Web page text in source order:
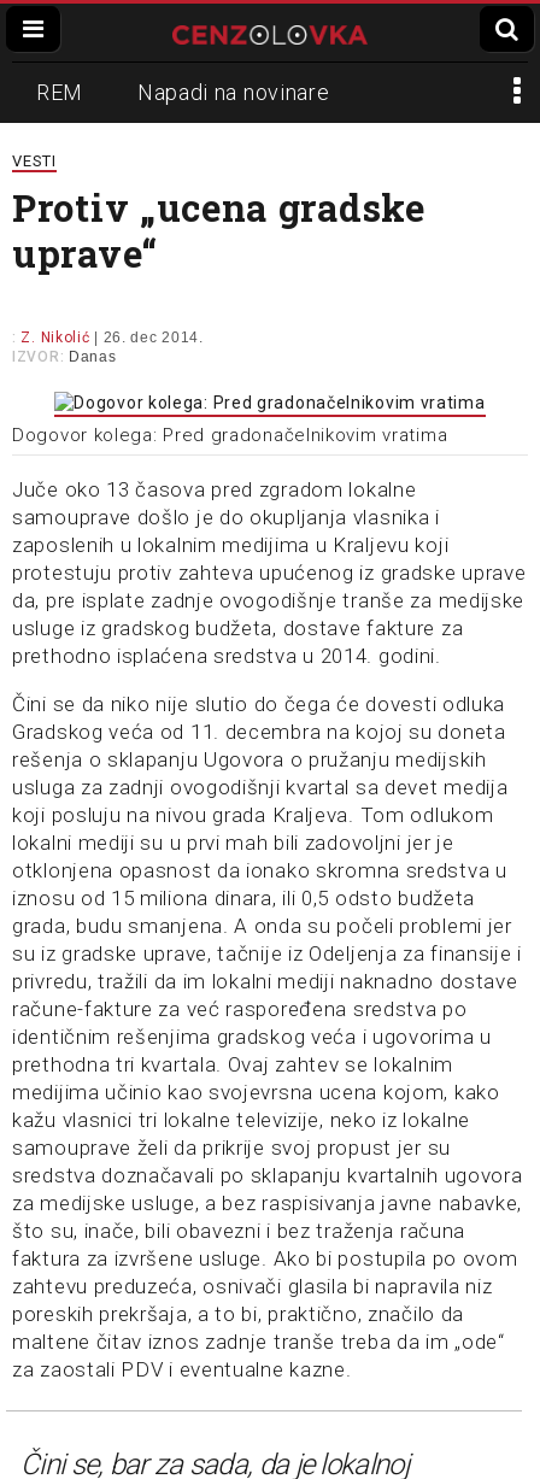
REM Napadi na novinare
Zvučni top
Propaganda Lokalni mediji
Informer
VESTI
Protiv „ucena gradske
uprave“
: Z. Nikolić | 26. dec 2014.
IZVOR: Danas
Dogovor kolega: Pred gradonačelnikovim vratima
Juče oko 13 časova pred zgradom lokalne
samouprave došlo je do okupljanja vlasnika i
zaposlenih u lokalnim medijima u Kraljevu koji
protestuju protiv zahteva upućenog iz gradske uprave
da, pre isplate zadnje ovogodišnje tranše za medijske
usluge iz gradskog budžeta, dostave fakture za
prethodno isplaćena sredstva u 2014. godini.
Čini se da niko nije slutio do čega će dovesti odluka
Gradskog veća od 11. decembra na kojoj su doneta
rešenja o sklapanju Ugovora o pružanju medijskih
usluga za zadnji ovogodišnji kvartal sa devet medija
koji posluju na nivou grada Kraljeva. Tom odlukom
lokalni mediji su u prvi mah bili zadovoljni jer je
otklonjena opasnost da ionako skromna sredstva u
iznosu od 15 miliona dinara, ili 0,5 odsto budžeta
grada, budu smanjena. A onda su počeli problemi jer
su iz gradske uprave, tačnije iz Odeljenja za finansije i
privredu, tražili da im lokalni mediji naknadno dostave
račune-fakture za već raspoređena sredstva po
identičnim rešenjima gradskog veća i ugovorima u
prethodna tri kvartala. Ovaj zahtev se lokalnim
medijima učinio kao svojevrsna ucena kojom, kako
kažu vlasnici tri lokalne televizije, neko iz lokalne
samouprave želi da prikrije svoj propust jer su
sredstva doznačavali po sklapanju kvartalnih ugovora
za medijske usluge, a bez raspisivanja javne nabavke,
što su, inače, bili obavezni i bez traženja računa
faktura za izvršene usluge. Ako bi postupila po ovom
zahtevu preduzeća, osnivači glasila bi napravila niz
poreskih prekršaja, a to bi, praktično, značilo da
maltene čitav iznos zadnje tranše treba da im „ode“
za zaostali PDV i eventualne kazne.
Čini se, bar za sada, da je lokalnoj